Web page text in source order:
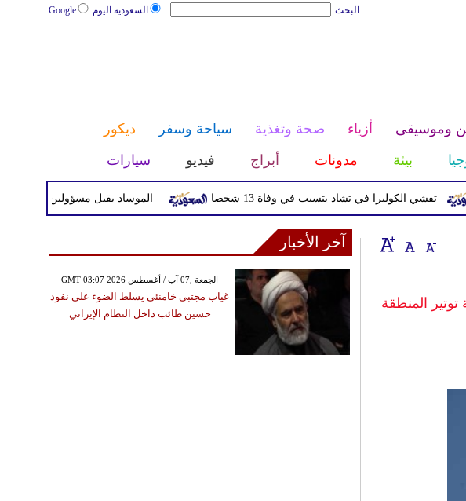
السعودية اليوم Google البحث
وموسيقى أزياء صحة وتغذية سياحة وسفر
ديكور
بيئة مدونات أبراج فيديو سيارات
الموساد يقيل مسؤولين بارزين بعد تعثر الكوليرا في تشاد يتسبب في وفاة 13 شخصا
المنطقة
آخر الأخبار
GMT 03:07 2026 الجمعة ,07 آب / أغسطس
غياب مجتبى خامنئي يسلط الضوء على نفوذ
حسين طائب داخل النظام الإيراني